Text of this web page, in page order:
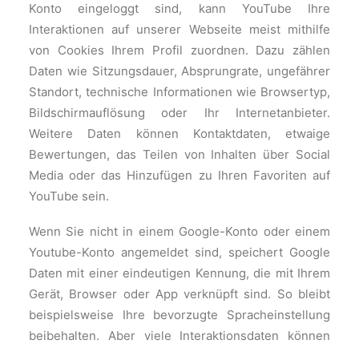
Konto eingeloggt sind, kann YouTube Ihre
Interaktionen auf unserer Webseite meist mithilfe
von Cookies Ihrem Profil zuordnen. Dazu zählen
Daten wie Sitzungsdauer, Absprungrate, ungefährer
Standort, technische Informationen wie Browsertyp,
Bildschirmauflösung oder Ihr Internetanbieter.
Weitere Daten können Kontaktdaten, etwaige
Bewertungen, das Teilen von Inhalten über Social
Media oder das Hinzufügen zu Ihren Favoriten auf
YouTube sein.
Wenn Sie nicht in einem Google-Konto oder einem
Youtube-Konto angemeldet sind, speichert Google
Daten mit einer eindeutigen Kennung, die mit Ihrem
Gerät, Browser oder App verknüpft sind. So bleibt
beispielsweise Ihre bevorzugte Spracheinstellung
beibehalten. Aber viele Interaktionsdaten können